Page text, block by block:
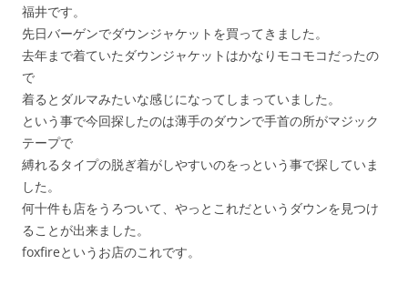
福井です。
先日バーゲンでダウンジャケットを買ってきました。
去年まで着ていたダウンジャケットはかなりモコモコだったの
で
着るとダルマみたいな感じになってしまっていました。
という事で今回探したのは薄手のダウンで手首の所がマジック
テープで
縛れるタイプの脱ぎ着がしやすいのをっという事で探していま
した。
何十件も店をうろついて、やっとこれだというダウンを見つけ
ることが出来ました。
foxfireというお店のこれです。